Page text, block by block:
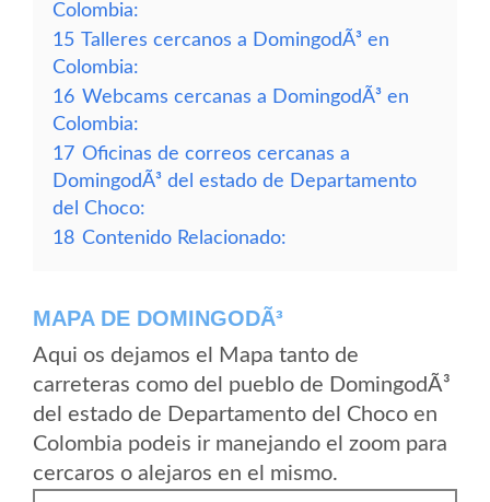
Colombia:
15 Talleres cercanos a DomingodÃ³ en
Colombia:
16 Webcams cercanas a DomingodÃ³ en
Colombia:
17 Oficinas de correos cercanas a
DomingodÃ³ del estado de Departamento
del Choco:
18 Contenido Relacionado:
MAPA DE DOMINGODÃ³
Aqui os dejamos el Mapa tanto de
carreteras como del pueblo de DomingodÃ³
del estado de Departamento del Choco en
Colombia podeis ir manejando el zoom para
cercaros o alejaros en el mismo.